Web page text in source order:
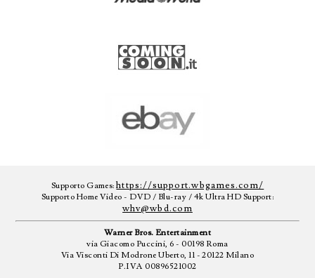
Supporto Games:https://support.wbgames.com/
Supporto Home Video - DVD / Blu-ray / 4k Ultra HD Support:
whv@wbd.com
Warner Bros. Entertainment
via Giacomo Puccini, 6 - 00198 Roma
Via Visconti Di Modrone Uberto, 11 - 20122 Milano
P.IVA 00896521002